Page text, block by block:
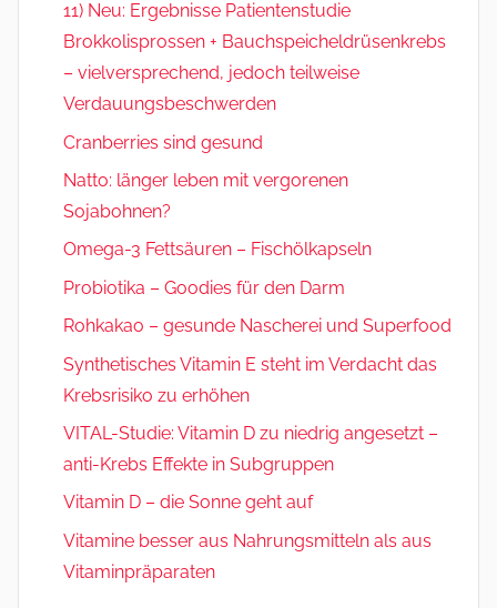
11) Neu: Ergebnisse Patientenstudie
Brokkolisprossen + Bauchspeicheldrüsenkrebs
– vielversprechend, jedoch teilweise
Verdauungsbeschwerden
Cranberries sind gesund
Natto: länger leben mit vergorenen
Sojabohnen?
Omega-3 Fettsäuren – Fischölkapseln
Probiotika – Goodies für den Darm
Rohkakao – gesunde Nascherei und Superfood
Synthetisches Vitamin E steht im Verdacht das
Krebsrisiko zu erhöhen
VITAL-Studie: Vitamin D zu niedrig angesetzt –
anti-Krebs Effekte in Subgruppen
Vitamin D – die Sonne geht auf
Vitamine besser aus Nahrungsmitteln als aus
Vitaminpräparaten